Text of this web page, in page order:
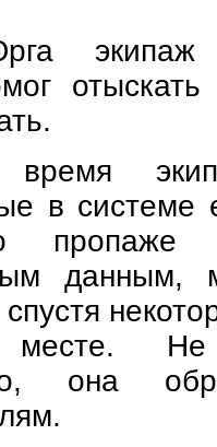
экипаж
в системе
пропаже
данным,
месте.
она